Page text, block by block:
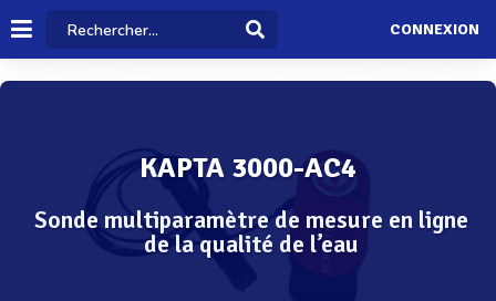
CONNEXION
KAPTA 3000-AC4
Sonde multiparamètre de mesure en ligne
de la qualité de l’eau